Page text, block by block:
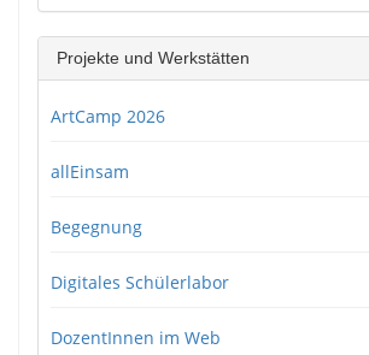
Projekte und Werkstätten
ArtCamp 2026
allEinsam
Begegnung
Digitales Schülerlabor
DozentInnen im Web